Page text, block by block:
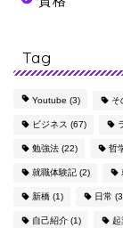
Tag
Youtube (3) そ
ビジネス (67)
勉強法 (22) 哲
就職体験記 (2)
新橋 (1) 日常
自己紹介 (1) 起